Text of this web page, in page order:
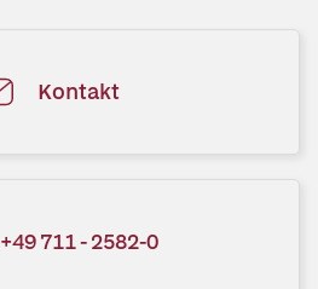
Kontakt
+49 711 - 2582-0